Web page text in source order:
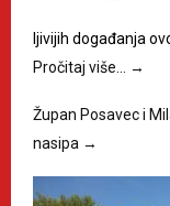
ljivijih događanja
Pročitaj više… →
Župan Posavec i
nasipa →